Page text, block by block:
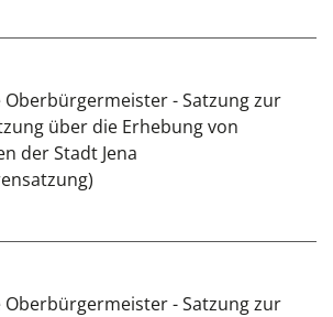
Oberbürgermeister - Satzung zur
über die Erhebung von
der Stadt Jena
Oberbürgermeister - Satzung zur